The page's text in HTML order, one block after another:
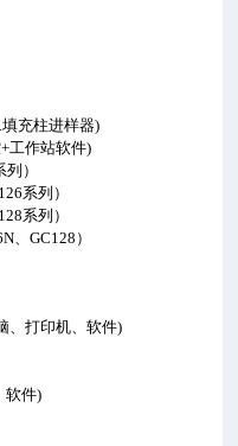
充柱进样器)
工作站软件)
）
系列）
系列）
、GC128）
、打印机、软件)
软件)